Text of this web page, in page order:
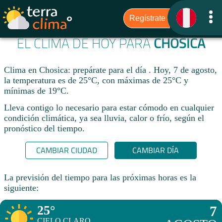
EL CLIMA DE HOY PARACHOSICA
Clima en Chosica: prepárate para el día . Hoy, 7 de agosto,
la temperatura es de 25°C, con máximas de 25°C y
mínimas de 19°C.
Lleva contigo lo necesario para estar cómodo en cualquier
condición climática, ya sea lluvia, calor o frío, según el
pronóstico del tiempo.
CAMBIAR CIUDAD CAMBIAR DÍA
La previsión del tiempo para las próximas horas es la
siguiente:
25° 7